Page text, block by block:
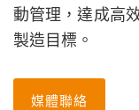
動管理，達成高
製造目標。
媒體聯絡